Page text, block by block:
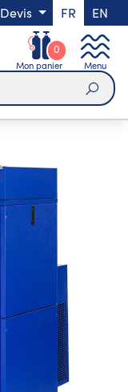
Devis FR EN
Mon panier
0
Menu